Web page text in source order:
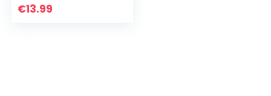
foto’s in het
€13.99